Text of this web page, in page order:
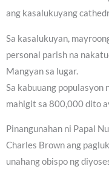
ang kasalukuyang
Sa kasalukuyan,
personal parish na
Mangyan sa lugar.
Sa kabuuang populasyon
mahigit sa 800,000 dito
Pinangunahan ni Papal
Charles Brown ang
unahang obispo ng